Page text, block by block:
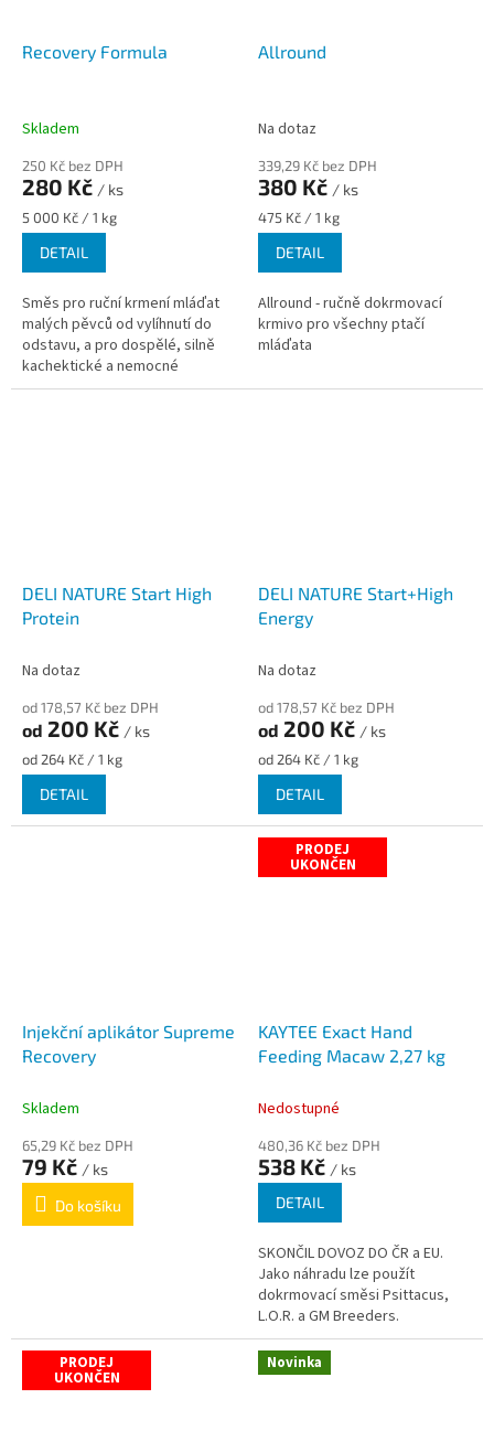
Recovery Formula
Skladem
250 Kč bez DPH
280 Kč / ks
Měrná
cena:
5 000 Kč / 1 kg
DETAIL
Směs pro ruční krmení mláďat
malých pěvců od vylíhnutí do
odstavu, a pro dospělé, silně
kachektické a nemocné
papoušky a jiné druhy ptáků.
Allround
Na dotaz
339,29 Kč bez DPH
380 Kč / ks
Měrná
cena:
475 Kč / 1 kg
DETAIL
Allround - ručně dokrmovací
krmivo pro všechny ptačí
mláďata
DELI NATURE Start High
Protein
Na dotaz
od 178,57 Kč bez DPH
od 200 Kč / ks
Měrná
cena:
od 264 Kč / 1 kg
DETAIL
DELI NATURE Start+High
Energy
Na dotaz
od 178,57 Kč bez DPH
od 200 Kč / ks
Měrná
cena:
od 264 Kč / 1 kg
DETAIL
Injekční aplikátor Supreme
Recovery
Skladem
65,29 Kč bez DPH
79 Kč / ks
Do košíku
PRODEJ
UKONČEN
KAYTEE Exact Hand
Feeding Macaw 2,27 kg
Nedostupné
480,36 Kč bez DPH
538 Kč / ks
DETAIL
SKONČIL DOVOZ DO ČR a EU.
Jako náhradu lze použít
dokrmovací směsi Psittacus,
L.O.R. a GM Breeders.
PRODEJ
UKONČEN
Novinka